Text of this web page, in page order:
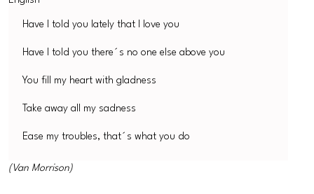
Have I told you lately that I love you
Have I told you there´s no one else above you
You fill my heart with gladness
Take away all my sadness
Ease my troubles, that´s what you do
(Van Morrison)